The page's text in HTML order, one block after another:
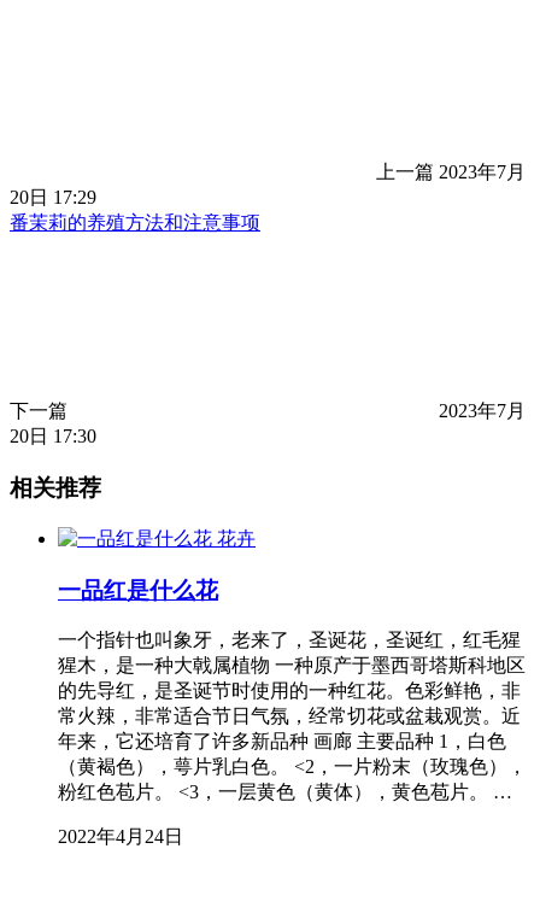
上一篇 2023年7月
20日 17:29
番茉莉的养殖方法和注意事项
下一篇
2023年7月
20日 17:30
相关推荐
花卉
一品红是什么花
一个指针也叫象牙，老来了，圣诞花，圣诞红，红毛猩
猩木，是一种大戟属植物 一种原产于墨西哥塔斯科地区
的先导红，是圣诞节时使用的一种红花。色彩鲜艳，非
常火辣，非常适合节日气氛，经常切花或盆栽观赏。近
年来，它还培育了许多新品种 画廊 主要品种 1，白色
（黄褐色），萼片乳白色。 <2，一片粉末（玫瑰色），
粉红色苞片。 <3，一层黄色（黄体），黄色苞片。 …
2022年4月24日